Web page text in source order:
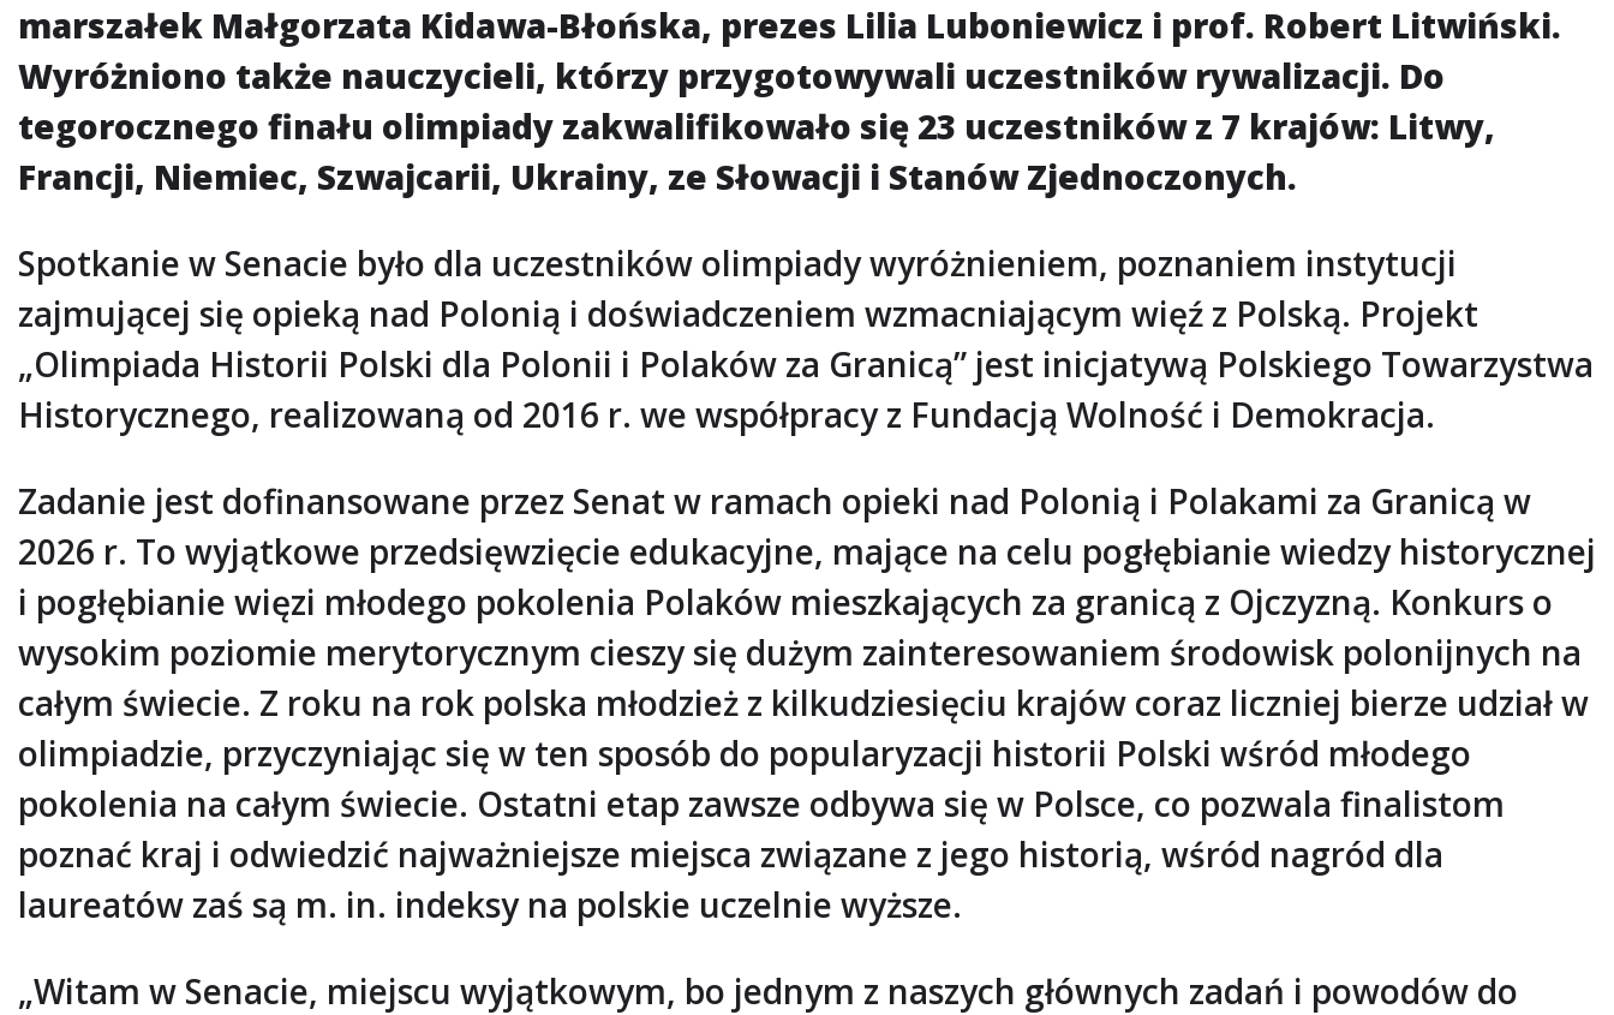
marszałek Małgorzata Kidawa-Błońska, prezes Lilia Luboniewicz i prof. Robert Litwiński.
Wyróżniono także nauczycieli, którzy przygotowywali uczestników rywalizacji. Do
tegorocznego finału olimpiady zakwalifikowało się 23 uczestników z 7 krajów: Litwy,
Francji, Niemiec, Szwajcarii, Ukrainy, ze Słowacji i Stanów Zjednoczonych.
Spotkanie w Senacie było dla uczestników olimpiady wyróżnieniem, poznaniem instytucji
zajmującej się opieką nad Polonią i doświadczeniem wzmacniającym więź z Polską. Projekt
„Olimpiada Historii Polski dla Polonii i Polaków za Granicą” jest inicjatywą Polskiego Towarzystwa
Historycznego, realizowaną od 2016 r. we współpracy z Fundacją Wolność i Demokracja.
Zadanie jest dofinansowane przez Senat w ramach opieki nad Polonią i Polakami za Granicą w
2026 r. To wyjątkowe przedsięwzięcie edukacyjne, mające na celu pogłębianie wiedzy historycznej
i pogłębianie więzi młodego pokolenia Polaków mieszkających za granicą z Ojczyzną. Konkurs o
wysokim poziomie merytorycznym cieszy się dużym zainteresowaniem środowisk polonijnych na
całym świecie. Z roku na rok polska młodzież z kilkudziesięciu krajów coraz liczniej bierze udział w
olimpiadzie, przyczyniając się w ten sposób do popularyzacji historii Polski wśród młodego
pokolenia na całym świecie. Ostatni etap zawsze odbywa się w Polsce, co pozwala finalistom
poznać kraj i odwiedzić najważniejsze miejsca związane z jego historią, wśród nagród dla
laureatów zaś są m. in. indeksy na polskie uczelnie wyższe.
„Witam w Senacie, miejscu wyjątkowym, bo jednym z naszych głównych zadań i powodów do